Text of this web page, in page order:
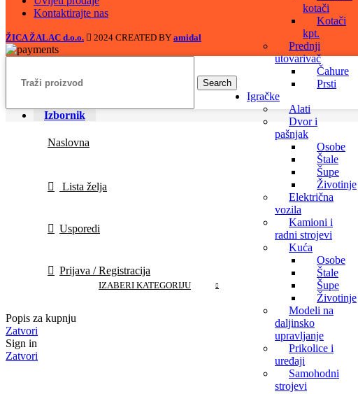
IZABERI KATEGORIJU
kotači
Kotači
kpt.
Prednji
utovarivač
Čahure
Prsti
Igračke
Alati
Dvor i
pašnjak
Osobe
Štale
Šupe
Životinje
Električna
vozila
Kamioni i
radni strojevi
Kuća
Osobe
Štale
Šupe
Životinje
Modeli na
daljinsko
upravljanje
Prikolice i
uređaji
Samohodni
strojevi
Kontaktirajte nas
ŽICA ŽALAC d.o.o. 2024 CREATED BY amidal
Search
Izbornik
Naslovna
Lista želja
Usporedi
Prijava / Registracija
Popis za kupnju
Zatvori
Sign in
Zatvori